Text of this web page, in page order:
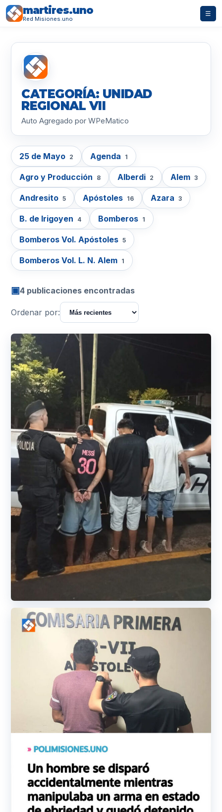
martires.uno
Red Misiones.uno
☰
CATEGORÍA: UNIDAD
REGIONAL VII
Auto Agregado por WPeMatico
25 de Mayo 2 Agenda 1
Agro y Producción 8 Alberdi 2 Alem 3
Andresito 5 Apóstoles 16 Azara 3
B. de Irigoyen 4 Bomberos 1
Bomberos Vol. Apóstoles 5
Bomberos Vol. L. N. Alem 1
▣4 publicaciones encontradas
Ordenar por: